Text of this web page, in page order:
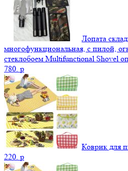
Лопата
многофункциональная, с пилой,
стеклобоем Multifunctional Shovel
780. p
Коврик для
220. p